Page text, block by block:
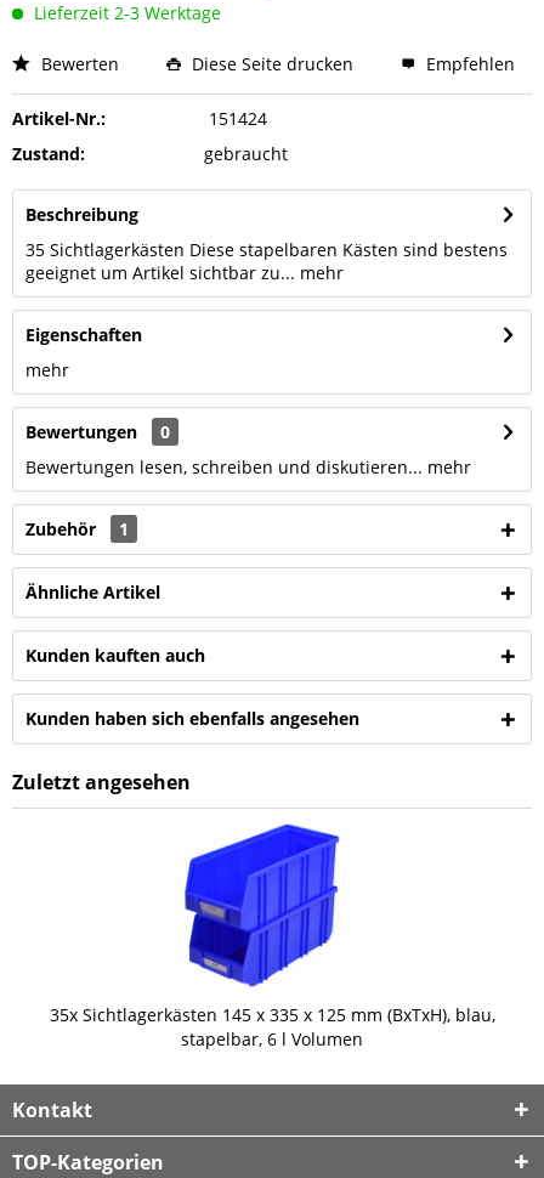
Lieferzeit 2-3 Werktage
Bewerten Diese Seite drucken Empfehlen
Artikel-Nr.:
151424
Zustand:
gebraucht
Beschreibung
35 Sichtlagerkästen Diese stapelbaren Kästen sind bestens
geeignet um Artikel sichtbar zu... mehr
Eigenschaften
mehr
Bewertungen
0
Bewertungen lesen, schreiben und diskutieren... mehr
Zubehör 1
Ähnliche Artikel
Kunden kauften auch
Kunden haben sich ebenfalls angesehen
Zuletzt angesehen
35x Sichtlagerkästen 145 x 335 x 125 mm (BxTxH), blau,
stapelbar, 6 l Volumen
Kontakt
TOP-Kategorien